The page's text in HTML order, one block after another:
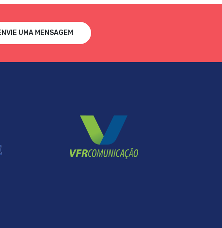
UMA MENSAGEM